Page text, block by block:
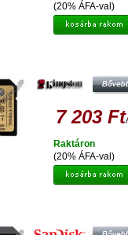
(20% ÁFA-val)
7 203 Ft
(20% ÁFA-val)
Raktáron
10 (95/90 MB/S)